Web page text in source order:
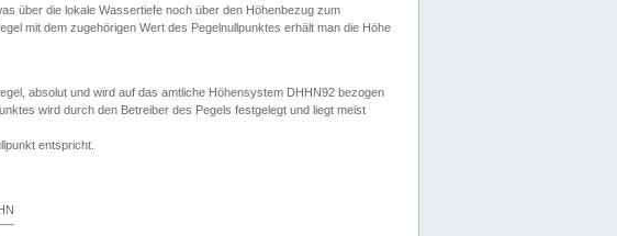
über die lokale Wassertiefe noch über den Höhenbezug zum
mit dem zugehörigen Wert des Pegelnullpunktes erhält man die Höhe
absolut und wird auf das amtliche Höhensystem DHHN92 bezogen
wird durch den Betreiber des Pegels festgelegt und liegt meist
entspricht.